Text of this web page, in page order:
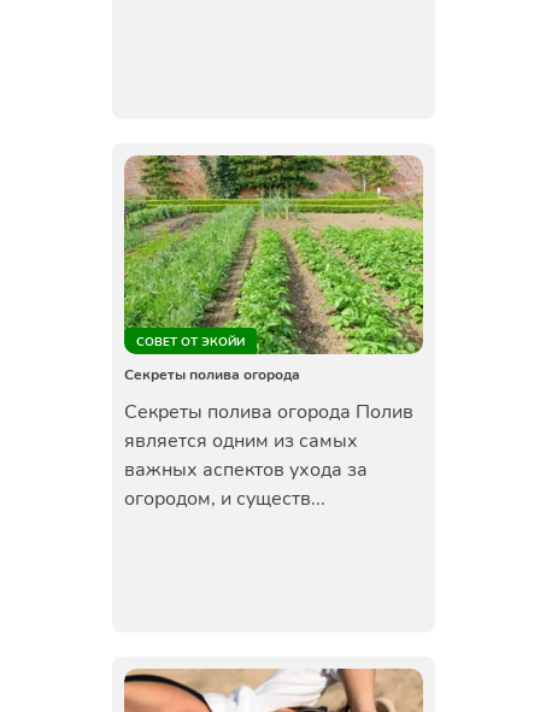
СОВЕТ ОТ ЭКОЙИ
Секреты полива огорода
Секреты полива огорода Полив
является одним из самых
важных аспектов ухода за
огородом, и существ...